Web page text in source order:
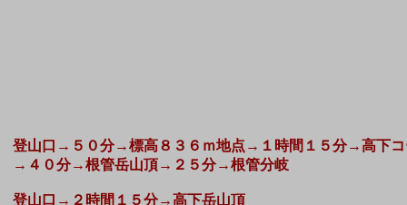
登山口→５０分→標高８３６ｍ地点→１時間１５分→高下
→４０分→根管岳山頂→２５分→根管分岐
登山口→２時間１５分→高下岳山頂